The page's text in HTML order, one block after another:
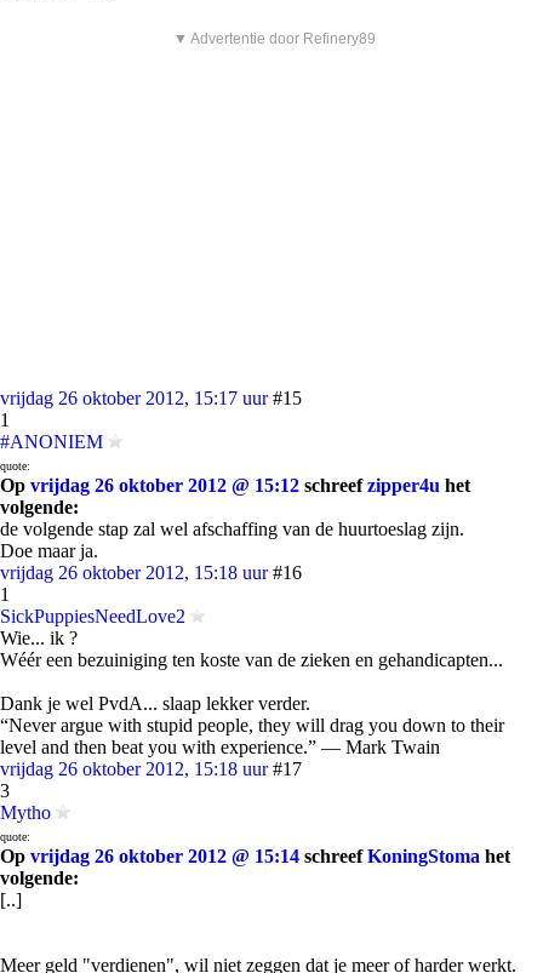
▼ Advertentie door Refinery89
vrijdag 26 oktober 2012, 15:17 uur #15
1
#ANONIEM
quote:
Op vrijdag 26 oktober 2012 @ 15:12 schreefzipper4u het
volgende:
de volgende stap zal wel afschaffing van de huurtoeslag zijn.
Doe maar ja.
vrijdag 26 oktober 2012, 15:18 uur #16
1
SickPuppiesNeedLove2
Wie... ik ?
Wéér een bezuiniging ten koste van de zieken en gehandicapten...
Dank je wel PvdA... slaap lekker verder.
“Never argue with stupid people, they will drag you down to their
level and then beat you with experience.” ― Mark Twain
vrijdag 26 oktober 2012, 15:18 uur #17
3
Mytho
quote:
Op vrijdag 26 oktober 2012 @ 15:14 schreefKoningStoma het
volgende:
[..]
Meer geld "verdienen", wil niet zeggen dat je meer of harder werkt.